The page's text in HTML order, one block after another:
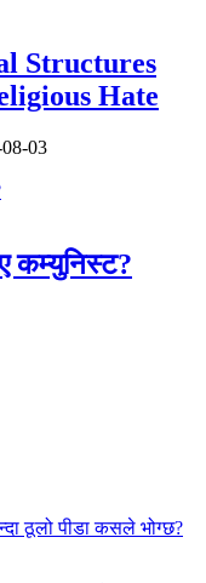
Structures
Hate
03
कम्युनिस्ट?